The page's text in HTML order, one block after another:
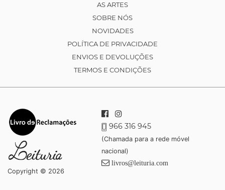
AS ARTES
SOBRE NÓS
NOVIDADES
POLÍTICA DE PRIVACIDADE
ENVIOS E DEVOLUÇÕES
TERMOS E CONDIÇÕES
Copyright © 2026
966 316 945
(Chamada para a rede móvel
nacional)
livros@leituria.com